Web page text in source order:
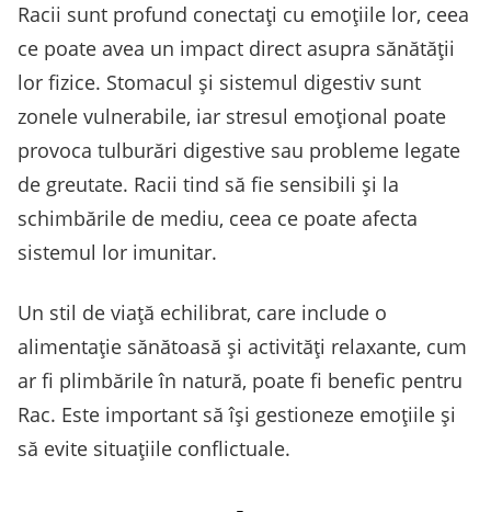
Racii sunt profund conectați cu emoțiile lor, ceea
ce poate avea un impact direct asupra sănătății
lor fizice. Stomacul și sistemul digestiv sunt
zonele vulnerabile, iar stresul emoțional poate
provoca tulburări digestive sau probleme legate
de greutate. Racii tind să fie sensibili și la
schimbările de mediu, ceea ce poate afecta
sistemul lor imunitar.
Un stil de viață echilibrat, care include o
alimentație sănătoasă și activități relaxante, cum
ar fi plimbările în natură, poate fi benefic pentru
Rac. Este important să își gestioneze emoțiile și
să evite situațiile conflictuale.